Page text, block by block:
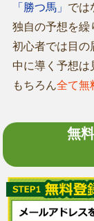
「勝つ馬」 では
独自の予想を繰
初心者では目の
中に導く予想は
もちろん全て無
無